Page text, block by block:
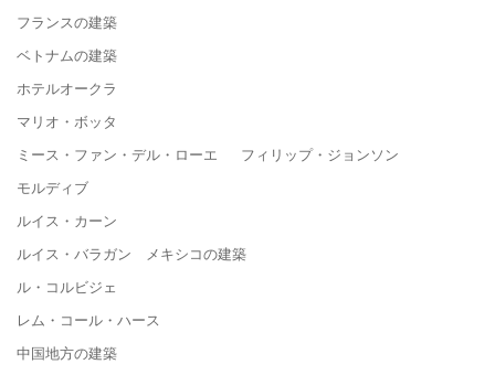
フランスの建築
ベトナムの建築
ホテルオークラ
マリオ・ボッタ
ミース・ファン・デル・ローエ フィリップ・ジョンソン
モルディブ
ルイス・カーン
ルイス・バラガン メキシコの建築
ル・コルビジェ
レム・コール・ハース
中国地方の建築